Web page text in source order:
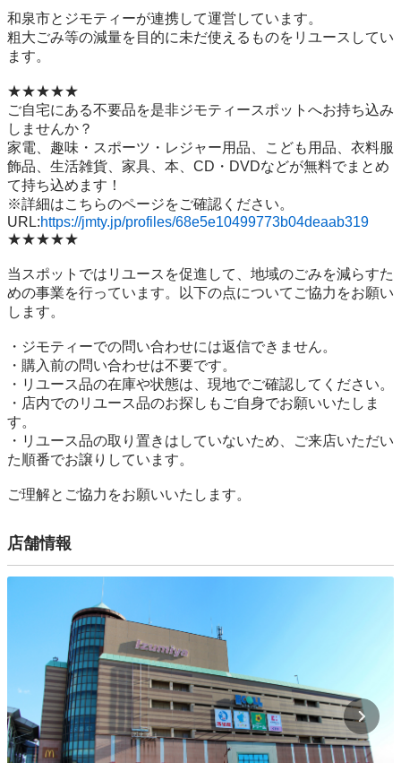
和泉市とジモティーが連携して運営しています。
粗⼤ごみ等の減量を⽬的に未だ使えるものをリユースしてい
ます。
★★★★★
ご自宅にある不要品を是非ジモティースポットへお持ち込み
しませんか？
家電、趣味・スポーツ・レジャー用品、こども用品、衣料服
飾品、生活雑貨、家具、本、CD・DVDなどが無料でまとめ
て持ち込めます！
※詳細はこちらのページをご確認ください。
URL:https://jmty.jp/profiles/68e5e10499773b04deaab319
★★★★★
当スポットではリユースを促進して、地域のごみを減らすた
めの事業を行っています。以下の点についてご協力をお願い
します。
・ジモティーでの問い合わせには返信できません。
・購入前の問い合わせは不要です。
・リユース品の在庫や状態は、現地でご確認してください。
・店内でのリユース品のお探しもご自身でお願いいたしま
す。
・リユース品の取り置きはしていないため、ご来店いただい
た順番でお譲りしています。
ご理解とご協力をお願いいたします。
店舗情報